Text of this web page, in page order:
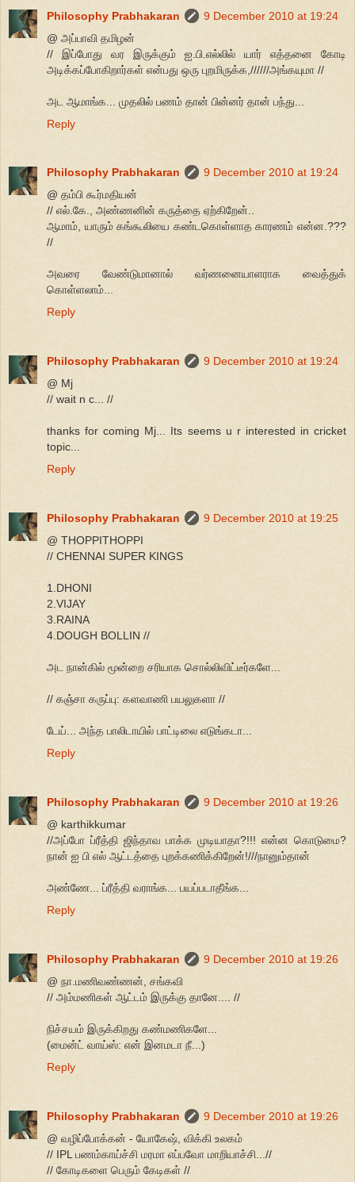
Philosophy Prabhakaran
9 December 2010 at 19:24
@ அப்பாவி தமிழன்
// இப்போது வர இருக்கும் ஐ.பி.எல்லில் யார் எத்தனை கோடி
அடிக்கப்போகிறார்கள் என்பது ஒரு புறமிருக்க,//////அங்கயுமா //
அட ஆமாங்க... முதலில் பணம் தான் பின்னர் தான் பந்து...
Reply
Philosophy Prabhakaran
9 December 2010 at 19:24
@ தம்பி கூர்மதியன்
// எல்.கே., அண்ணனின் கருத்தை ஏற்கிறேன்..
ஆமாம், யாரும் கங்கூலியை கண்டகொள்ளாத காரணம் என்ன.???
//
அவரை வேண்டுமானால் வர்ணனையாளராக வைத்துக்
கொள்ளலாம்...
Reply
Philosophy Prabhakaran
9 December 2010 at 19:24
@ Mj
// wait n c... //
thanks for coming Mj... Its seems u r interested in cricket
topic...
Reply
Philosophy Prabhakaran
9 December 2010 at 19:25
@ THOPPITHOPPI
// CHENNAI SUPER KINGS
1.DHONI
2.VIJAY
3.RAINA
4.DOUGH BOLLIN //
அட நான்கில் மூன்றை சரியாக சொல்லிவிட்டீர்களே...
// கஞ்சா கருப்பு: களவாணி பயலுகளா //
டேய்... அந்த பாலிடாயில் பாட்டிலை எடுங்கடா...
Reply
Philosophy Prabhakaran
9 December 2010 at 19:26
@ karthikkumar
//அப்போ ப்ரீத்தி ஜிந்தாவ பாக்க முடியாதா?!!! என்ன கொடுமை?
நான் ஐ பி எல் ஆட்டத்தை புறக்கணிக்கிறேன்!///நானும்தான்
அண்ணே... ப்ரீத்தி வராங்க... பயப்படாதீங்க...
Reply
Philosophy Prabhakaran
9 December 2010 at 19:26
@ நா.மணிவண்ணன், சங்கவி
// அம்மணிகள் ஆட்டம் இருக்கு தானே.... //
நிச்சயம் இருக்கிறது கண்மணிகளே...
(மைன்ட் வாய்ஸ்: என் இனமடா நீ...)
Reply
Philosophy Prabhakaran
9 December 2010 at 19:26
@ வழிப்போக்கன் - யோகேஷ், விக்கி உலகம்
// IPL பணம்காய்ச்சி மரமா எப்பவோ மாறியாச்சி...//
// கோடிகளை பெரும் கேடிகள் //